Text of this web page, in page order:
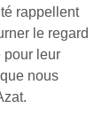
rappellent
le regard
pour leur
nous